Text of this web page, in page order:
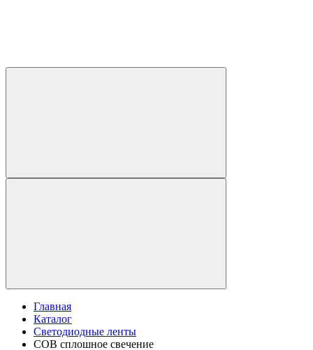
Главная
Каталог
Светодиодные ленты
COB сплошное свечение